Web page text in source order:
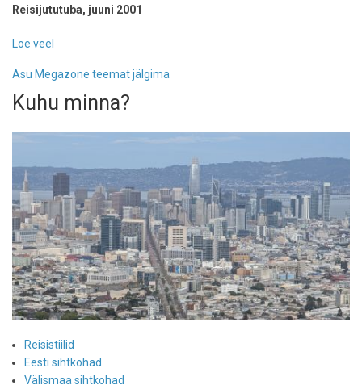
Reisijututuba, juuni 2001
Loe veel
tselluloosi
kombinaadis
Asu Megazone teemat jälgima
Kuhu minna?
Reisistiilid
Eesti sihtkohad
Välismaa sihtkohad